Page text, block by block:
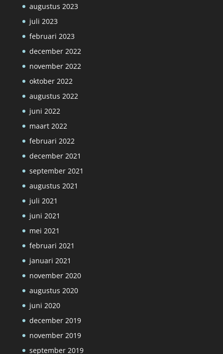
augustus 2023
juli 2023
februari 2023
december 2022
november 2022
oktober 2022
augustus 2022
juni 2022
maart 2022
februari 2022
december 2021
september 2021
augustus 2021
juli 2021
juni 2021
mei 2021
februari 2021
januari 2021
november 2020
augustus 2020
juni 2020
december 2019
november 2019
september 2019